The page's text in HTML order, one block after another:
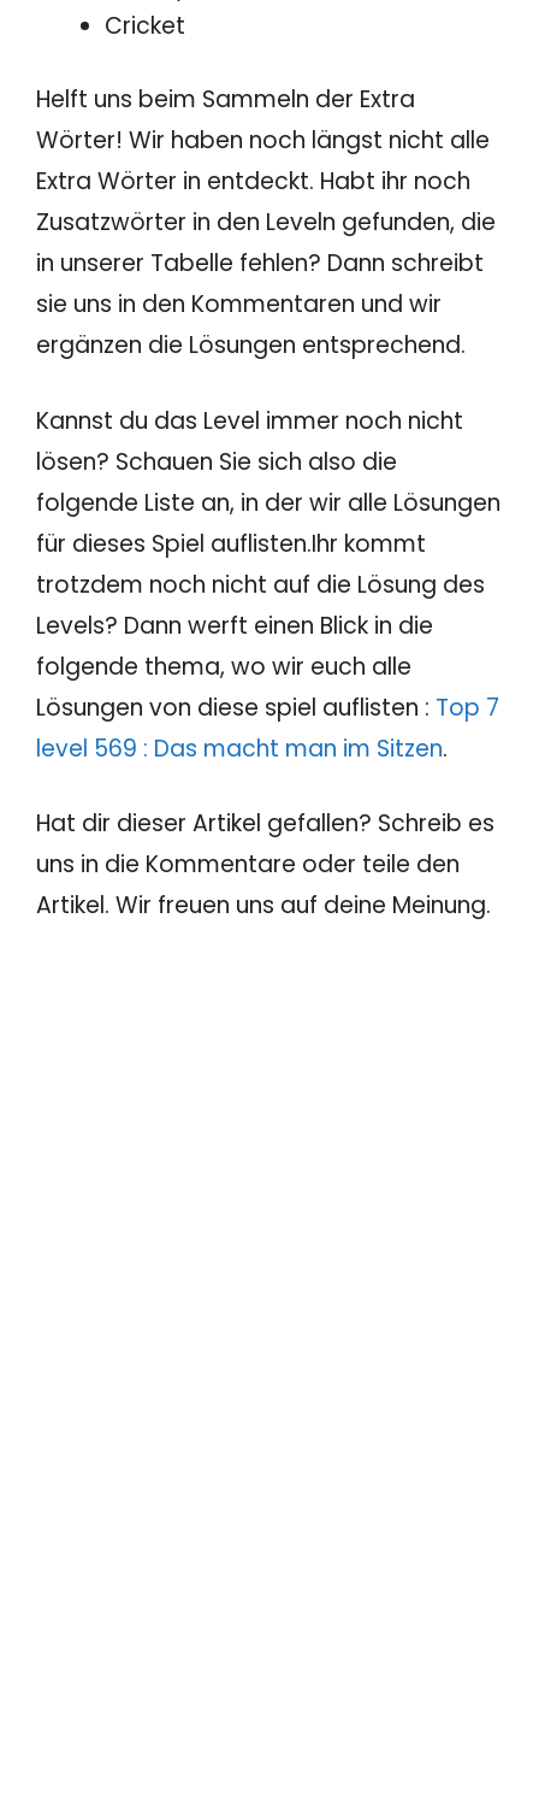
Cricket
Helft uns beim Sammeln der Extra
Wörter! Wir haben noch längst nicht alle
Extra Wörter in entdeckt. Habt ihr noch
Zusatzwörter in den Leveln gefunden, die
in unserer Tabelle fehlen? Dann schreibt
sie uns in den Kommentaren und wir
ergänzen die Lösungen entsprechend.
Kannst du das Level immer noch nicht
lösen? Schauen Sie sich also die
folgende Liste an, in der wir alle Lösungen
für dieses Spiel auflisten.Ihr kommt
trotzdem noch nicht auf die Lösung des
Levels? Dann werft einen Blick in die
folgende thema, wo wir euch alle
Lösungen von diese spiel auflisten : Top 7
level 569 : Das macht man im Sitzen.
Hat dir dieser Artikel gefallen? Schreib es
uns in die Kommentare oder teile den
Artikel. Wir freuen uns auf deine Meinung.